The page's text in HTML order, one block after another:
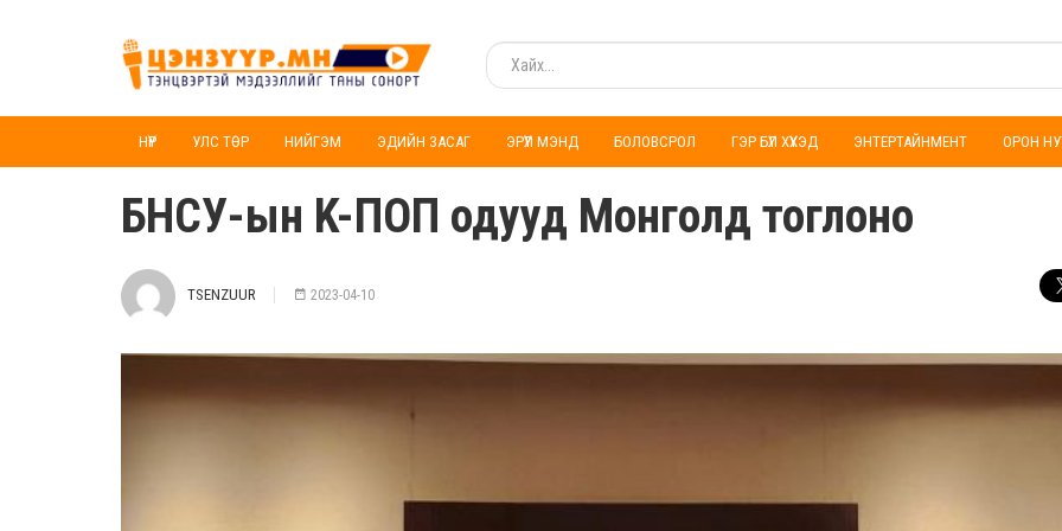
НҮҮР УЛС ТӨР НИЙГЭМ ЭДИЙН ЗАСАГ ЭРҮҮЛ МЭНД БОЛОВСРОЛ ГЭР БҮЛ ХҮҮХЭД ЭНТЕРТАЙНМЕНТ ОРОН
БНСУ-ын K-ПОП одууд Монголд тоглоно
TSENZUUR 2023-04-10